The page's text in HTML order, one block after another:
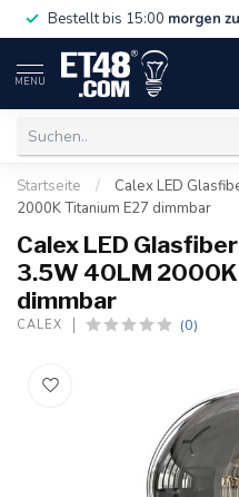
Bestellt bis 15:00 morgen
MENU
Startseite /
Calex LED
2000K Titanium E27 dimmbar
Calex LED
3.5W 40LM 2000K
dimmbar
CALEX (0)